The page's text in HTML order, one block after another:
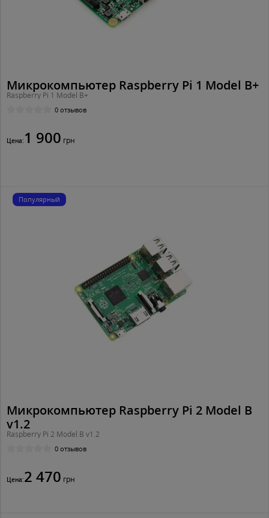
Микрокомпьютер Raspberry Pi 1 Model B+
Raspberry Pi 1 Model B+
0 отзывов
Цена: 1 900 грн
Популярный
Микрокомпьютер Raspberry Pi 2 Model B
v1.2
Raspberry Pi 2 Model B v1.2
0 отзывов
Цена:2 470 грн